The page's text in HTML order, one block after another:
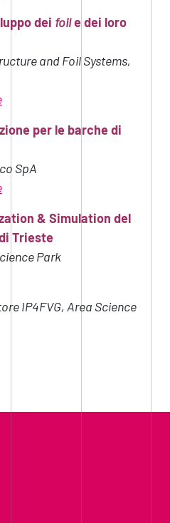
dei foile dei loro
andFoilSystems,
per le barche di
SpA
& Simulation del
Trieste
Park
IP4FVG, Area Science